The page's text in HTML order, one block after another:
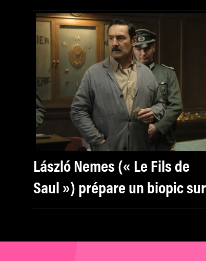
László Nemes (« Le Fils de
Saul ») prépare un biopic sur